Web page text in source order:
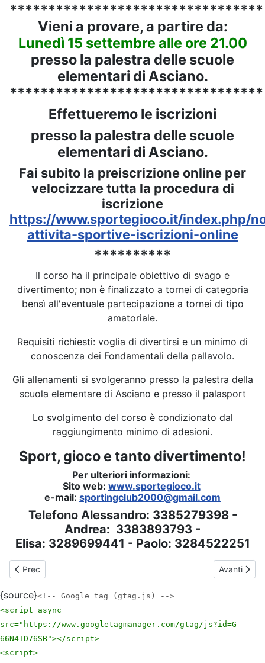
*********************************
Vieni a provare, a partire da:
Lunedì 15 settembre alle ore 21.00
presso la palestra delle scuole
elementari di Asciano.
*********************************
Effettueremo le iscrizioni
presso la palestra delle scuole
elementari di Asciano.
Fai subito la preiscrizione online per
velocizzare tutta la procedura di
iscrizione
https://www.sportegioco.it/index.php/
attivita-sportive-iscrizioni-online
**********
Il corso ha il principale obiettivo di svago e
divertimento; non è finalizzato a tornei di categoria
bensì all'eventuale partecipazione a tornei di tipo
amatoriale.
Requisiti richiesti: voglia di divertirsi e un minimo di
conoscenza dei Fondamentali della pallavolo.
Gli allenamenti si svolgeranno presso la palestra della
scuola elementare di Asciano e presso il palasport
Lo svolgimento del corso è condizionato dal
raggiungimento minimo di adesioni.
Sport, gioco e tanto divertimento!
Per ulteriori informazioni:
Sito web: www.sportegioco.it
e-mail: sportingclub2000@gmail.com
Telefono Alessandro: 3385279398 -
Andrea: 3383893793 -
Elisa: 3289699441 - Paolo: 3284522251
Articolo precedente: Anno 2025-2026 - Pomeriggio di sport,
Prec Articolo
Avanti
{source}<!-- Google tag (gtag.js) -->
<script async
src="https://www.googletagmanager.com/gtag/js?id=G-
66N4TD76SB"></script>
<script>